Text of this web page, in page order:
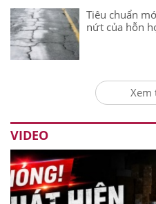
Tiêu chuẩn
nứt của hỗn
Xem
VIDEO